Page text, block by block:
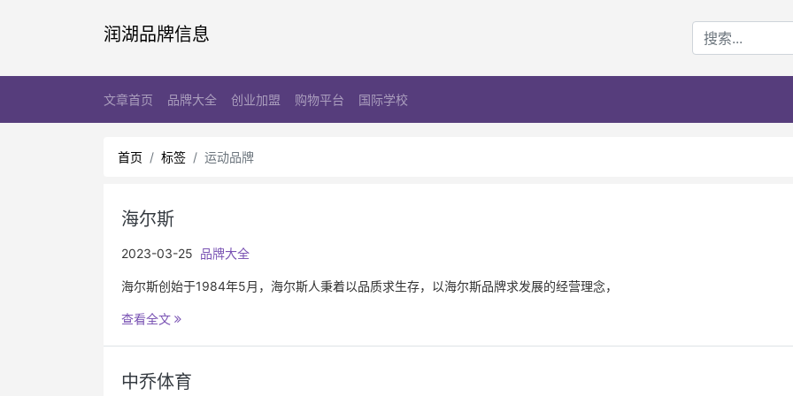
润湖品牌信息
文章首页 品牌大全 创业加盟 购物平台 国际学校
首页 标签 运动品牌
海尔斯
2023-03-25 品牌大全
海尔斯创始于1984年5月，海尔斯人秉着以品质求生存，以海尔斯品牌求发展的经营理念，
查看全文
中乔体育